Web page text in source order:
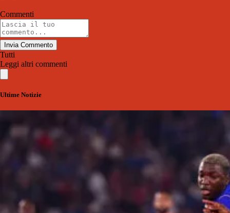
Commenti
Invia Commento
Tutti
Leggi altri commenti
Ultime Notizie